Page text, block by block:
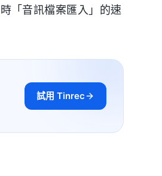
「音訊檔案匯入」的速
試用 Tinrec